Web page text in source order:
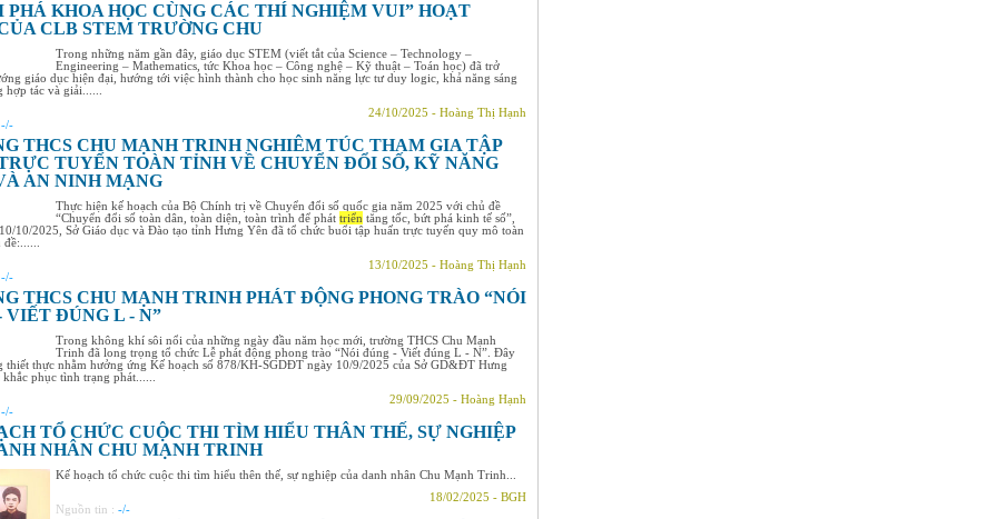
PHÁ KHOA HỌC CÙNG CÁC THÍ NGHIỆM VUI” HOẠT
CLB STEM TRƯỜNG CHU
Trong những năm gần đây, giáo dục STEM (viết tắt của Science – Technology –
Engineering – Mathematics, tức Khoa học – Công nghệ – Kỹ thuật – Toán học) đã trở
giáo dục hiện đại, hướng tới việc hình thành cho học sinh năng lực tư duy logic, khả năng sáng
hợp tác và giải......
24/10/2025 - Hoàng Thị Hạnh
-/-
THCS CHU MẠNH TRINH NGHIÊM TÚC THAM GIA TẬP
TUYẾN TOÀN TỈNH VỀ CHUYỂN ĐỔI SỐ, KỸ NĂNG
AN NINH MẠNG
Thực hiện kế hoạch của Bộ Chính trị về Chuyển đổi số quốc gia năm 2025 với chủ đề
“Chuyển đổi số toàn dân, toàn diện, toàn trình để phát triển tăng tốc, bứt phá kinh tế số”,
10/2025, Sở Giáo dục và Đào tạo tỉnh Hưng Yên đã tổ chức buổi tập huấn trực tuyến quy mô toàn
13/10/2025 - Hoàng Thị Hạnh
-/-
THCS CHU MẠNH TRINH PHÁT ĐỘNG PHONG TRÀO “NÓI
VIẾT ĐÚNG L - N”
Trong không khí sôi nổi của những ngày đầu năm học mới, trường THCS Chu Mạnh
Trinh đã long trọng tổ chức Lễ phát động phong trào “Nói đúng - Viết đúng L - N”. Đây
thiết thực nhằm hưởng ứng Kế hoạch số 878/KH-SGDĐT ngày 10/9/2025 của Sở GD&ĐT Hưng
phục tình trạng phát......
29/09/2025 - Hoàng Hạnh
-/-
TỔ CHỨC CUỘC THI TÌM HIỂU THÂN THẾ, SỰ NGHIỆP
NHÂN CHU MẠNH TRINH
Kế hoạch tổ chức cuộc thi tìm hiểu thên thế, sự nghiệp của danh nhân Chu Mạnh Trinh...
18/02/2025 - BGH
Nguồn tin : -/-